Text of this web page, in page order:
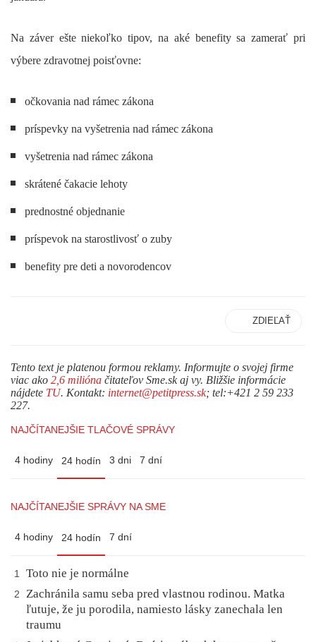
Na záver ešte niekoľko tipov, na aké benefity sa zamerať pri
výbere zdravotnej poisťovne:
očkovania nad rámec zákona
príspevky na vyšetrenia nad rámec zákona
vyšetrenia nad rámec zákona
skrátené čakacie lehoty
prednostné objednanie
príspevok na starostlivosť o zuby
benefity pre deti a novorodencov
ZDIEĽAŤ
Tento text je platenou formou reklamy. Informujte o svojej firme
viac ako 2,6 milióna čitateľov Sme.sk aj vy. Bližšie informácie
nájdete TU. Kontakt: internet@petitpress.sk; tel:+421 2 59 233
227.
NAJČÍTANEJŠIE TLAČOVÉ SPRÁVY
4 hodiny 24 hodín 3 dni 7 dní
NAJČÍTANEJŠIE SPRÁVY NA SME
4 hodiny 24 hodín 7 dní
1 Toto nie je normálne
2
Zachránila samu seba pred vlastnou rodinou. Matka
ľutuje, že ju porodila, namiesto lásky zanechala len
traumu